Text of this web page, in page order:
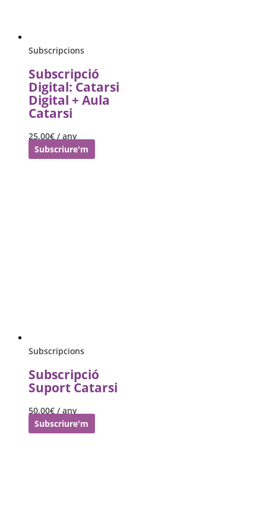
Subscripcions
Subscripció
Digital: Catarsi
Digital + Aula
Catarsi
25,00€ / any
Subscriure'm
Subscripcions
Subscripció
Suport Catarsi
50,00€ / any
Subscriure'm